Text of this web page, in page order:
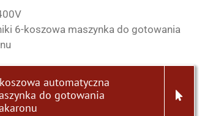
6-koszowa maszynka do gotowania
automatyczna
do gotowania